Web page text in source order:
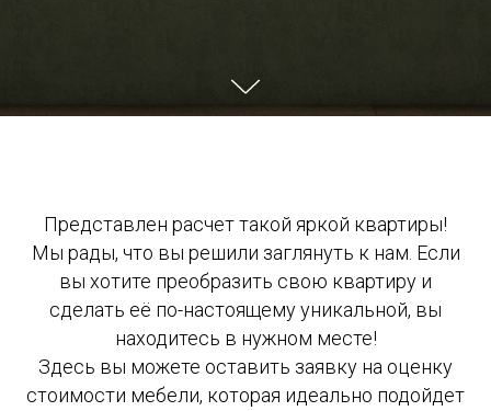
Представлен расчет такой яркой квартиры!
Мы рады, что вы решили заглянуть к нам. Если
вы хотите преобразить свою квартиру и
сделать её по-настоящему уникальной, вы
находитесь в нужном месте!
Здесь вы можете оставить заявку на оценку
стоимости мебели, которая идеально подойдет